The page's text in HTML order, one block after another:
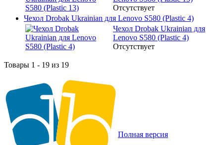
Отсутствует
Чехол Drobak Ukrainian для Lenovo S580 (Plastic 4)
Чехол Drobak Ukrainian для
Lenovo S580 (Plastic 4)
Отсутствует
Товары 1 - 19 из 19
Полная версия